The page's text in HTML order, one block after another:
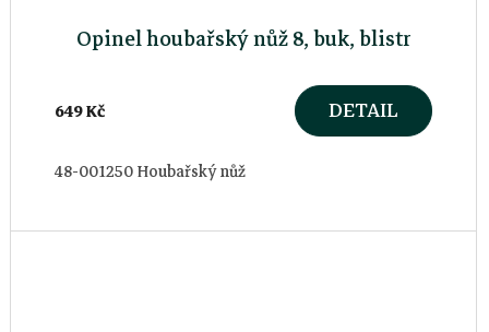
Opinel houbařský nůž 8, buk, blistr
649 Kč DETAIL
48-001250 Houbařský nůž